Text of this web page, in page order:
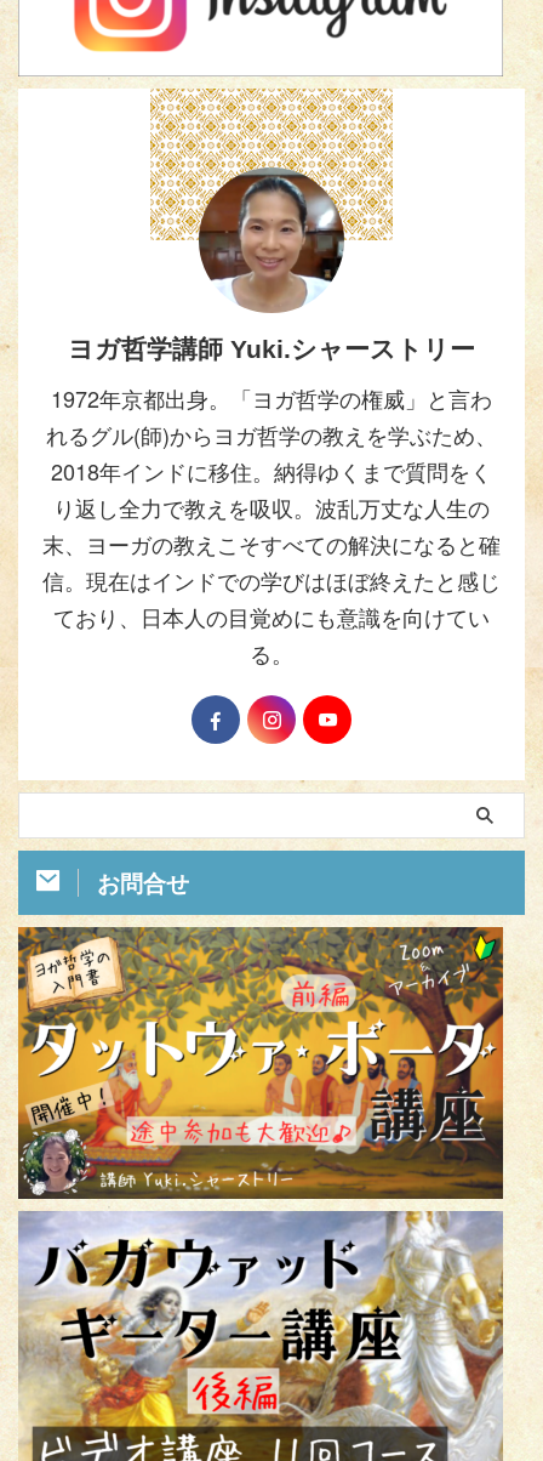
ヨガ哲学講師 Yuki.シャーストリー
1972年京都出身。「ヨガ哲学の権威」と言わ
れるグル(師)からヨガ哲学の教えを学ぶため、
2018年インドに移住。納得ゆくまで質問をく
り返し全力で教えを吸収。波乱万丈な人生の
末、ヨーガの教えこそすべての解決になると確
信。現在はインドでの学びはほぼ終えたと感じ
ており、日本人の目覚めにも意識を向けてい
る。
お問合せ